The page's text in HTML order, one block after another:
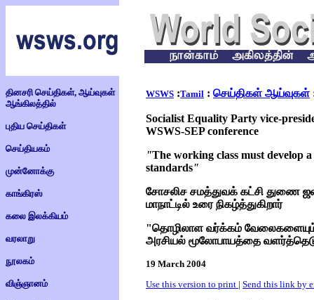
தினசரி செய்திகள், ஆய்வுகள்
ஆங்கிலத்தில்
புதிய செய்திகள்
செய்தியகம்
முன்னோக்கு
காங்கிரஸ்
கலை இலக்கியம்
வரலாறு
நூலகம்
விஞ்ஞானம்
WSWS :Tamil : செய்திகள் ஆய்வுகள்
Socialist Equality Party vice-
WSWS-SEP conference
"The working class must develop
standards"
சோசலிச சமத்துவக் கட்சி துணை
மாநாட்டில் உரை நிகழ்த்துகிறார்
"தொழிலாள வர்க்கம்
அரசியல் மூலோபாயத்தை
19 March 2004
Use this version to print | Send this link by